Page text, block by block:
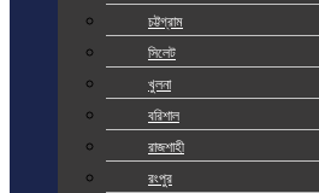
চট্টগ্রাম
সিলেট
খুলনা
বরিশাল
রাজশাহী
রংপুর